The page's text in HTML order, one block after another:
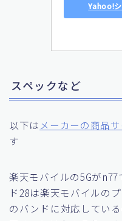
Yahoo!
スペックなど
以下は メーカーの商品サ
す
楽天モバイルの5Gがn77
ド28は楽天モバイルの
のバンドに対応してい